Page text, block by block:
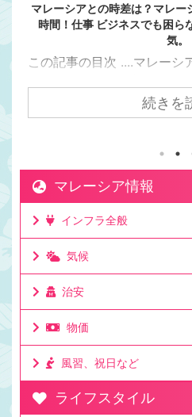
マレーシアとの時差は？マレー
時間！仕事 ビジネスでも困ら
気。
この記事の目次 ....マレーシ
アラルンプールまで飛行機
1時間。マレーシアが移住
絡を取りやすい時差。移住
る人もたくさんいる理由。
に連絡が取れるのは利点。
めやすいお昼休みの感覚も
けど問題なし。時差として
続きを
マレーシア情報
インフラ全般
気候
治安
物価
風習、祝日など
ライフスタイル